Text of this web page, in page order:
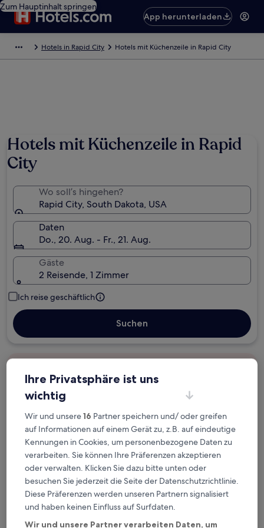
Zum Hauptinhalt springen
App herunterladen
Hotels in Rapid City Hotels mit Küchenzeile in Rapid City
Hotels mit Küchenzeile in Rapid
City
Wo soll’s hingehen?
Rapid City, South Dakota, USA
Daten
Do., 20. Aug. - Fr., 21. Aug.
Gäste
2 Reisende, 1 Zimmer
Ich reise geschäftlich
Suchen
Planänderungen
Verdiene Prämien für jede
wahrgenommene Übernachtung
Mehr sparen mit Preisen für Mitglieder
Überprüfe die Preise für diese Daten
Ihre Privatsphäre ist uns
wichtig
Wir und unsere16 Partner speichern und/ oder greifen
auf Informationen auf einem Gerät zu, z.B. auf eindeutige
Kennungen in Cookies, um personenbezogene Daten zu
verarbeiten. Sie können Ihre Präferenzen akzeptieren
oder verwalten. Klicken Sie dazu bitte unten oder
besuchen Sie jederzeit die Seite der Datenschutzrichtlinie.
Diese Präferenzen werden unseren Partnern signalisiert
und haben keinen Einfluss auf Surfdaten.
Wir und unsere Partner verarbeiten Daten, um